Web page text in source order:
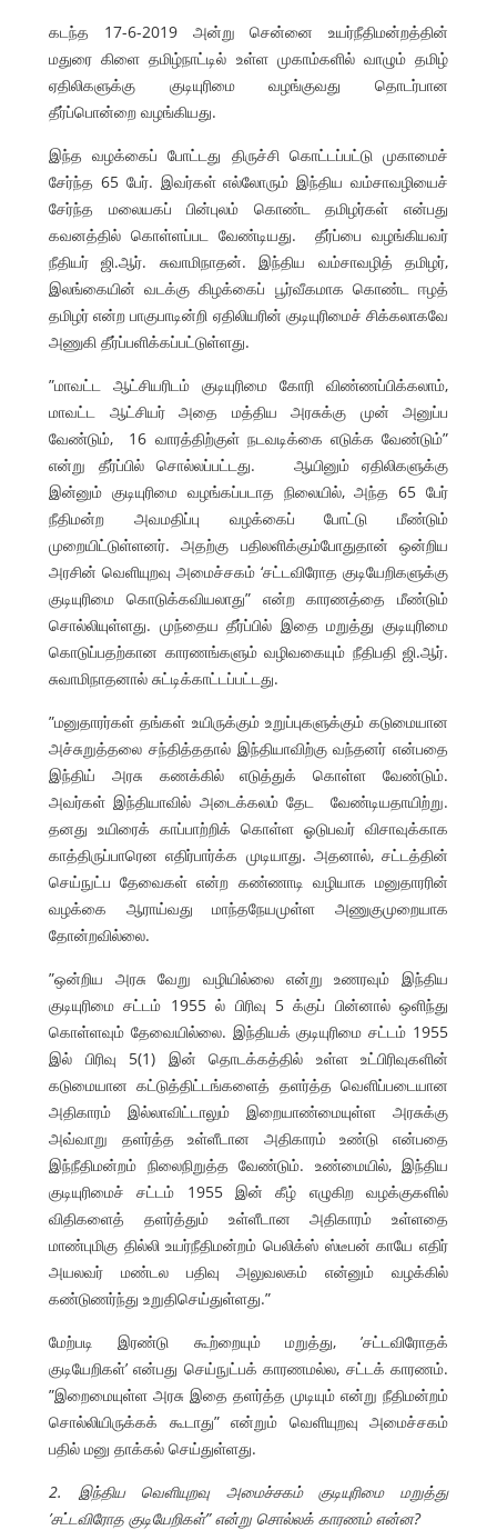
கடந்த 17-6-2019 அன்று சென்னை உயர்நீதிமன்றத்தின்
மதுரை கிளை தமிழ்நாட்டில் உள்ள முகாம்களில் வாழும் தமிழ்
ஏதிலிகளுக்கு குடியுரிமை வழங்குவது தொடர்பான
தீர்ப்பொன்றை வழங்கியது.
இந்த வழக்கைப் போட்டது திருச்சி கொட்டப்பட்டு முகாமைச்
சேர்ந்த 65 பேர். இவர்கள் எல்லோரும் இந்திய வம்சாவழியைச்
சேர்ந்த மலையகப் பின்புலம் கொண்ட தமிழர்கள் என்பது
கவனத்தில் கொள்ளப்பட வேண்டியது. தீர்ப்பை வழங்கியவர்
நீதியர் ஜி.ஆர். சுவாமிநாதன். இந்திய வம்சாவழித் தமிழர்,
இலங்கையின் வடக்கு கிழக்கைப் பூர்வீகமாக கொண்ட ஈழத்
தமிழர் என்ற பாகுபாடின்றி ஏதிலியரின் குடியுரிமைச் சிக்கலாகவே
அணுகி தீர்ப்பளிக்கப்பட்டுள்ளது.
”மாவட்ட ஆட்சியரிடம் குடியுரிமை கோரி விண்ணப்பிக்கலாம்,
மாவட்ட ஆட்சியர் அதை மத்திய அரசுக்கு முன் அனுப்ப
வேண்டும், 16 வாரத்திற்குள் நடவடிக்கை எடுக்க வேண்டும்”
என்று தீர்ப்பில் சொல்லப்பட்டது. ஆயினும் ஏதிலிகளுக்கு
இன்னும் குடியுரிமை வழங்கப்படாத நிலையில், அந்த 65 பேர்
நீதிமன்ற அவமதிப்பு வழக்கைப் போட்டு மீண்டும்
முறையிட்டுள்ளனர். அதற்கு பதிலளிக்கும்போதுதான் ஒன்றிய
அரசின் வெளியுறவு அமைச்சகம் ‘சட்டவிரோத குடியேறிகளுக்கு
குடியுரிமை கொடுக்கவியலாது” என்ற காரணத்தை மீண்டும்
சொல்லியுள்ளது. முந்தைய தீர்ப்பில் இதை மறுத்து குடியுரிமை
கொடுப்பதற்கான காரணங்களும் வழிவகையும் நீதிபதி ஜி.ஆர்.
சுவாமிநாதனால் சுட்டிக்காட்டப்பட்டது.
”மனுதாரர்கள் தங்கள் உயிருக்கும் உறுப்புகளுக்கும் கடுமையான
அச்சுறுத்தலை சந்தித்ததால் இந்தியாவிற்கு வந்தனர் என்பதை
இந்திய் அரசு கணக்கில் எடுத்துக் கொள்ள வேண்டும்.
அவர்கள் இந்தியாவில் அடைக்கலம் தேட வேண்டியதாயிற்று.
தனது உயிரைக் காப்பாற்றிக் கொள்ள ஓடுபவர் விசாவுக்காக
காத்திருப்பாரென எதிர்பார்க்க முடியாது. அதனால், சட்டத்தின்
செய்நுட்ப தேவைகள் என்ற கண்ணாடி வழியாக மனுதாரரின்
வழக்கை ஆராய்வது மாந்தநேயமுள்ள அணுகுமுறையாக
தோன்றவில்லை.
”ஒன்றிய அரசு வேறு வழியில்லை என்று உணரவும் இந்திய
குடியுரிமை சட்டம் 1955 ல் பிரிவு 5 க்குப் பின்னால் ஒளிந்து
கொள்ளவும் தேவையில்லை. இந்தியக் குடியுரிமை சட்டம் 1955
இல் பிரிவு 5(1) இன் தொடக்கத்தில் உள்ள உட்பிரிவுகளின்
கடுமையான கட்டுத்திட்டங்களைத் தளர்த்த வெளிப்படையான
அதிகாரம் இல்லாவிட்டாலும் இறையாண்மையுள்ள அரசுக்கு
அவ்வாறு தளர்த்த உள்ளீடான அதிகாரம் உண்டு என்பதை
இந்நீதிமன்றம் நிலைநிறுத்த வேண்டும். உண்மையில், இந்திய
குடியுரிமைச் சட்டம் 1955 இன் கீழ் எழுகிற வழக்குகளில்
விதிகளைத் தளர்த்தும் உள்ளீடான அதிகாரம் உள்ளதை
மாண்புமிகு தில்லி உயர்நீதிமன்றம் பெலிக்ஸ் ஸ்டீபன் காயே எதிர்
அயலவர் மண்டல பதிவு அலுவலகம் என்னும் வழக்கில்
கண்டுணர்ந்து உறுதிசெய்துள்ளது.”
மேற்படி இரண்டு கூற்றையும் மறுத்து, ’சட்டவிரோதக்
குடியேறிகள்’ என்பது செய்நுட்பக் காரணமல்ல, சட்டக் காரணம்.
”இறைமையுள்ள அரசு இதை தளர்த்த முடியும் என்று நீதிமன்றம்
சொல்லியிருக்கக் கூடாது” என்றும் வெளியுறவு அமைச்சகம்
பதில் மனு தாக்கல் செய்துள்ளது.
2. இந்திய வெளியுறவு அமைச்சகம் குடியுரிமை மறுத்து
’சட்டவிரோத குடியேறிகள்” என்று சொல்லக் காரணம் என்ன?